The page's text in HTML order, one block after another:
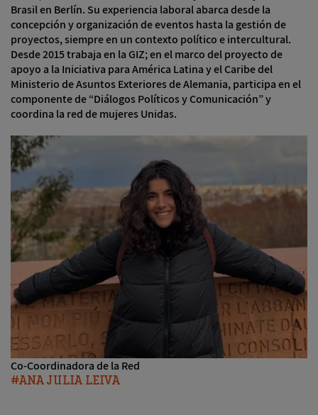
Brasil en Berlín. Su experiencia laboral abarca desde la
concepción y organización de eventos hasta la gestión de
proyectos, siempre en un contexto político e intercultural.
Desde 2015 trabaja en la GIZ; en el marco del proyecto de
apoyo a la Iniciativa para América Latina y el Caribe del
Ministerio de Asuntos Exteriores de Alemania, participa en el
componente de “Diálogos Políticos y Comunicación” y
coordina la red de mujeres Unidas.
Co-Coordinadora de la Red
ANA JULIA LEIVA